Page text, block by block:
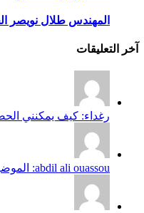
المهندس طلال نويصر
آخر التعليقات
رغداء: كيف يمكنني
abdil ali ouassou: الموضوع جد ممتاز...